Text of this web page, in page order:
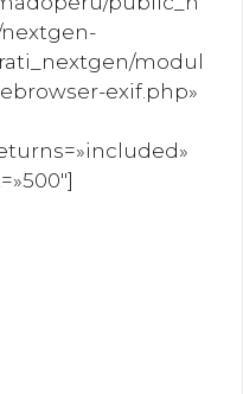
modul
exif.php»